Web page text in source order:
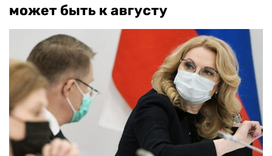
может быть к августу